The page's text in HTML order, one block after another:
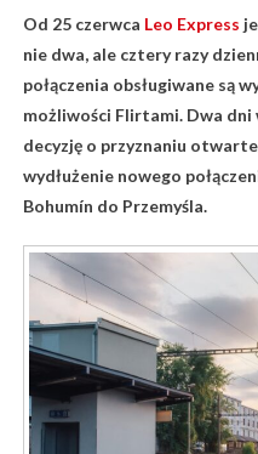
Od 25 czerwca Leo Express
nie dwa, ale cztery razy
połączenia obsługiwane są
możliwości Flirtami. Dwa dni
decyzję o przyznaniu
wydłużenie nowego
Bohumín do Przemyśla.